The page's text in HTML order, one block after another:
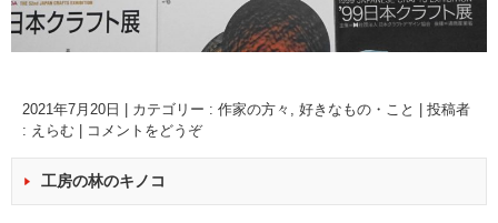
2021年7月20日 カテゴリー : 作家の方々 , 好きなもの・こと
投稿者
: えらむ
コメントをどうぞ
工房の林のキノコ